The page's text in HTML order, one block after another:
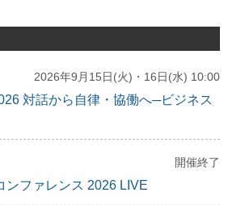
2026年9月15日(火)・16日(水) 10:00
対話から自律・協働へ─ビジネス
開催終了
ンファレンス 2026 LIVE